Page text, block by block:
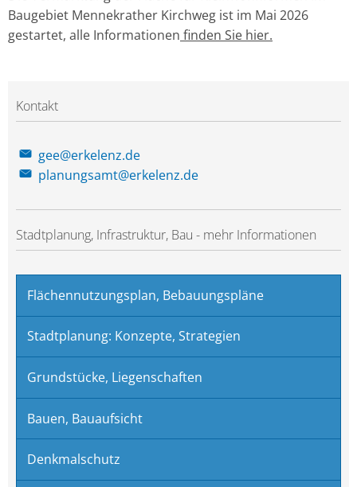
Baugebiet Mennekrather Kirchweg ist im Mai 2026
gestartet, alle Informationen finden Sie hier.
Kontakt
gee@erkelenz.de
planungsamt@erkelenz.de
Stadtplanung, Infrastruktur, Bau - mehr Informationen
Flächennutzungsplan, Bebauungspläne
Stadtplanung: Konzepte, Strategien
Grundstücke, Liegenschaften
Bauen, Bauaufsicht
Denkmalschutz